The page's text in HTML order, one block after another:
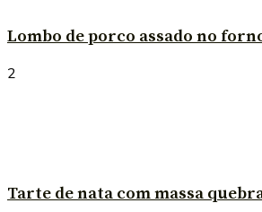
Lombo de porco assado no
2
Tarte de nata com massa